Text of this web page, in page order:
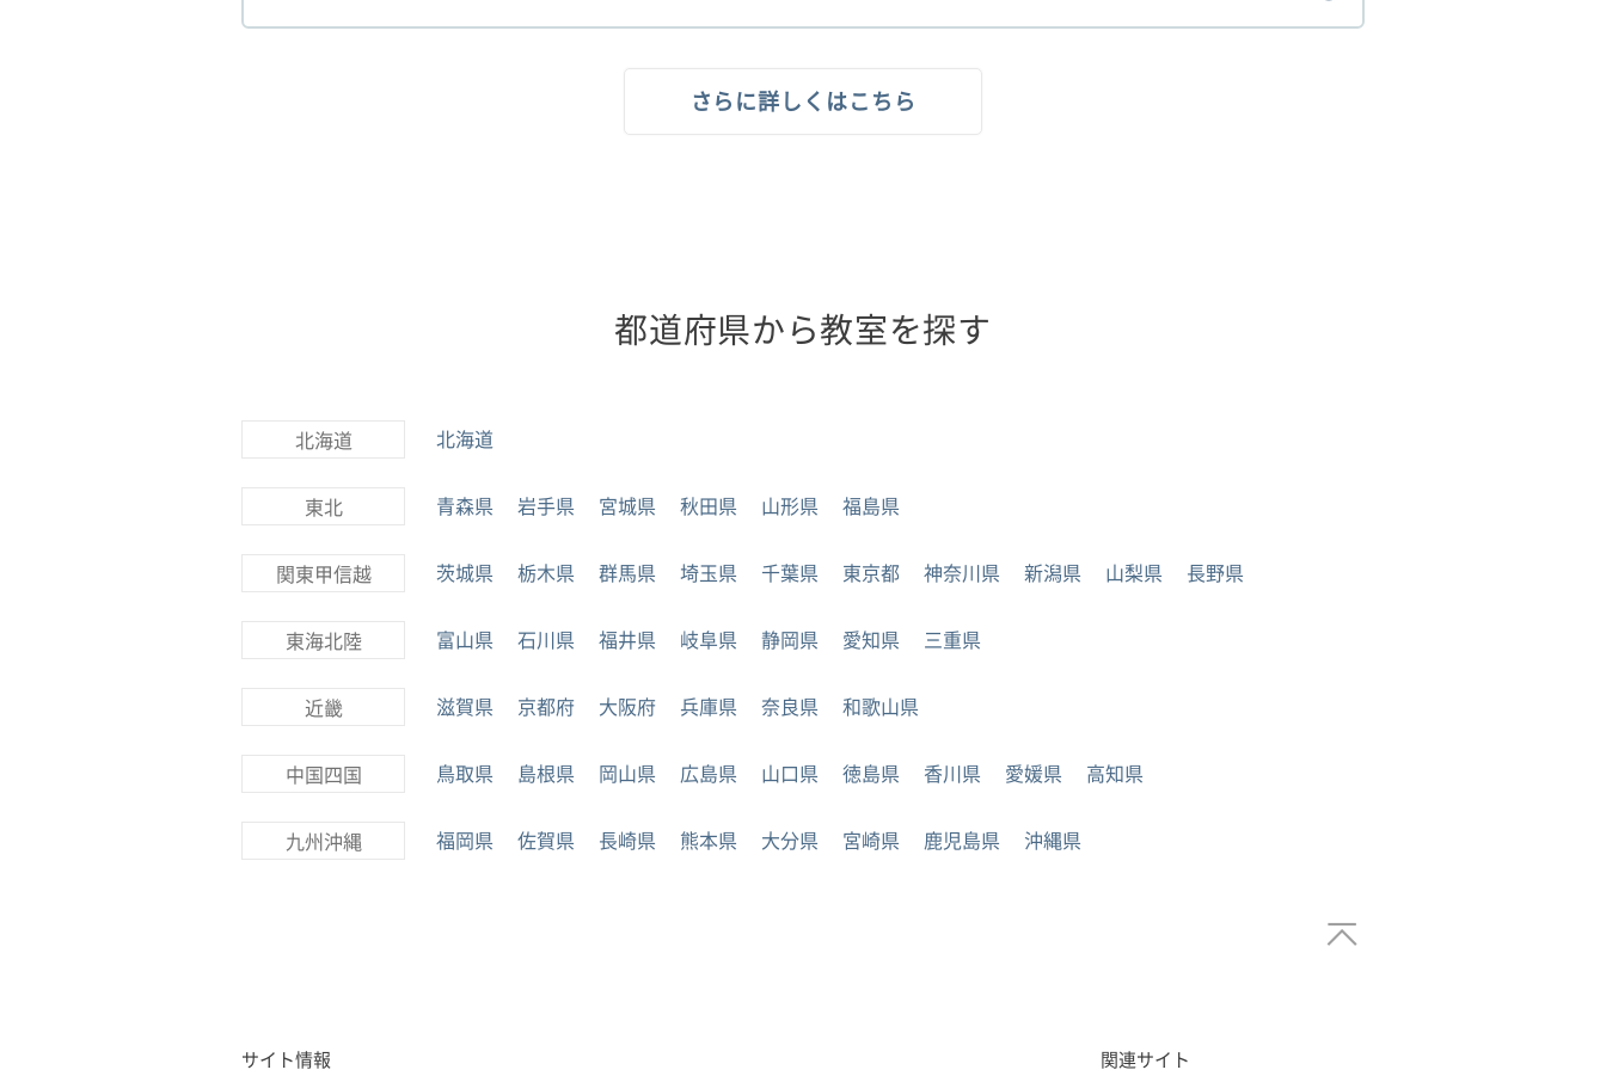
さらに詳しくはこちら
都道府県から教室を探す
北海道 北海道
東北 青森県 岩手県 宮城県 秋田県 山形県 福島県
関東甲信越 茨城県 栃木県 群馬県 埼玉県 千葉県 東京都 神奈川県 新潟県 山梨県 長野県
東海北陸 富山県 石川県 福井県 岐阜県 静岡県 愛知県 三重県
近畿 滋賀県 京都府 大阪府 兵庫県 奈良県 和歌山県
中国四国 鳥取県 島根県 岡山県 広島県 山口県 徳島県 香川県 愛媛県 高知県
九州沖縄 福岡県 佐賀県 長崎県 熊本県 大分県 宮崎県 鹿児島県 沖縄県
サイト情報 関連サイト